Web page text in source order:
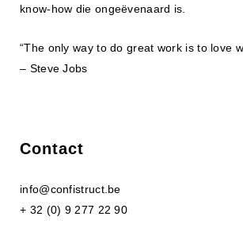
know-how die ongeëvenaard is.
“The only way to do great work is to love
– Steve Jobs
Contact
info@confistruct.be
+ 32 (0) 9 277 22 90